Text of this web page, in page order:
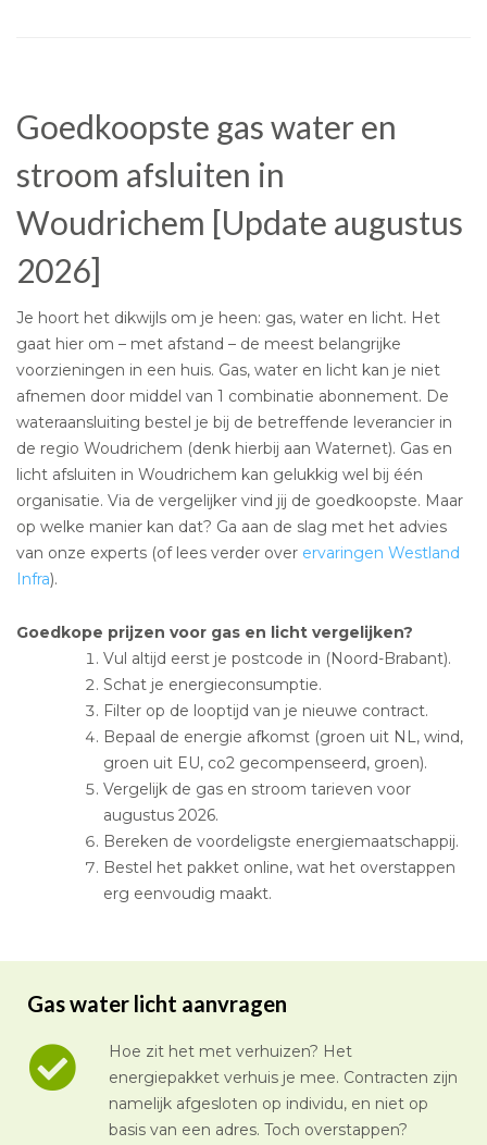
Goedkoopste gas water en
stroom afsluiten in
Woudrichem [Update augustus
2026]
Je hoort het dikwijls om je heen: gas, water en licht. Het
gaat hier om – met afstand – de meest belangrijke
voorzieningen in een huis. Gas, water en licht kan je niet
afnemen door middel van 1 combinatie abonnement. De
wateraansluiting bestel je bij de betreffende leverancier in
de regio Woudrichem (denk hierbij aan Waternet). Gas en
licht afsluiten in Woudrichem kan gelukkig wel bij één
organisatie. Via de vergelijker vind jij de goedkoopste. Maar
op welke manier kan dat? Ga aan de slag met het advies
van onze experts (of lees verder over ervaringen Westland
Infra).
Goedkope prijzen voor gas en licht vergelijken?
Vul altijd eerst je postcode in (Noord-Brabant).
Schat je energieconsumptie.
Filter op de looptijd van je nieuwe contract.
Bepaal de energie afkomst (groen uit NL, wind,
groen uit EU, co2 gecompenseerd, groen).
Vergelijk de gas en stroom tarieven voor
augustus 2026.
Bereken de voordeligste energiemaatschappij.
Bestel het pakket online, wat het overstappen
erg eenvoudig maakt.
Gas water licht aanvragen
Hoe zit het met verhuizen? Het
energiepakket verhuis je mee. Contracten zijn
namelijk afgesloten op individu, en niet op
basis van een adres. Toch overstappen?